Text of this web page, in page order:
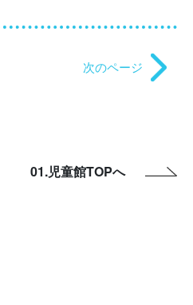
次のページ
01.児童館TOPへ